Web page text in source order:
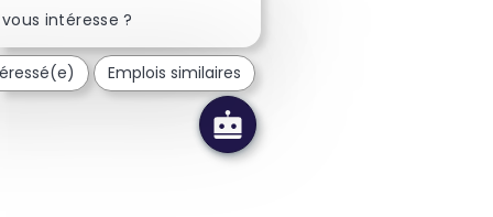
intéresse ?
Emplois similaires